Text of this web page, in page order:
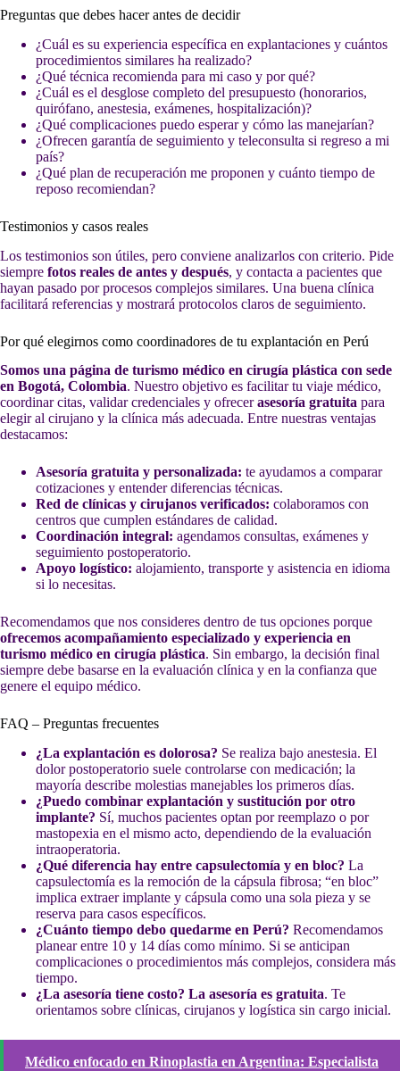
Preguntas que debes hacer antes de decidir
¿Cuál es su experiencia específica en explantaciones y cuántos
procedimientos similares ha realizado?
¿Qué técnica recomienda para mi caso y por qué?
¿Cuál es el desglose completo del presupuesto (honorarios,
quirófano, anestesia, exámenes, hospitalización)?
¿Qué complicaciones puedo esperar y cómo las manejarían?
¿Ofrecen garantía de seguimiento y teleconsulta si regreso a mi
país?
¿Qué plan de recuperación me proponen y cuánto tiempo de
reposo recomiendan?
Testimonios y casos reales
Los testimonios son útiles, pero conviene analizarlos con criterio. Pide
siempre fotos reales de antes y después, y contacta a pacientes que
hayan pasado por procesos complejos similares. Una buena clínica
facilitará referencias y mostrará protocolos claros de seguimiento.
Por qué elegirnos como coordinadores de tu explantación en Perú
Somos una página de turismo médico en cirugía plástica con sede
en Bogotá, Colombia. Nuestro objetivo es facilitar tu viaje médico,
coordinar citas, validar credenciales y ofrecerasesoría gratuita para
elegir al cirujano y la clínica más adecuada. Entre nuestras ventajas
destacamos:
Asesoría gratuita y personalizada: te ayudamos a comparar
cotizaciones y entender diferencias técnicas.
Red de clínicas y cirujanos verificados: colaboramos con
centros que cumplen estándares de calidad.
Coordinación integral: agendamos consultas, exámenes y
seguimiento postoperatorio.
Apoyo logístico: alojamiento, transporte y asistencia en idioma
si lo necesitas.
Recomendamos que nos consideres dentro de tus opciones porque
ofrecemos acompañamiento especializado y experiencia en
turismo médico en cirugía plástica. Sin embargo, la decisión final
siempre debe basarse en la evaluación clínica y en la confianza que
genere el equipo médico.
FAQ – Preguntas frecuentes
¿La explantación es dolorosa? Se realiza bajo anestesia. El
dolor postoperatorio suele controlarse con medicación; la
mayoría describe molestias manejables los primeros días.
¿Puedo combinar explantación y sustitución por otro
implante? Sí, muchos pacientes optan por reemplazo o por
mastopexia en el mismo acto, dependiendo de la evaluación
intraoperatoria.
¿Qué diferencia hay entre capsulectomía y en bloc? La
capsulectomía es la remoción de la cápsula fibrosa; “en bloc”
implica extraer implante y cápsula como una sola pieza y se
reserva para casos específicos.
¿Cuánto tiempo debo quedarme en Perú? Recomendamos
planear entre 10 y 14 días como mínimo. Si se anticipan
complicaciones o procedimientos más complejos, considera más
tiempo.
¿La asesoría tiene costo? La asesoría es gratuita. Te
orientamos sobre clínicas, cirujanos y logística sin cargo inicial.
Médico enfocado en Rinoplastia en Argentina: Especialista